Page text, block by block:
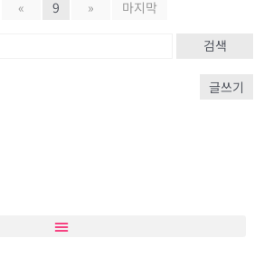
« 9 » 마지막
검색
글쓰기